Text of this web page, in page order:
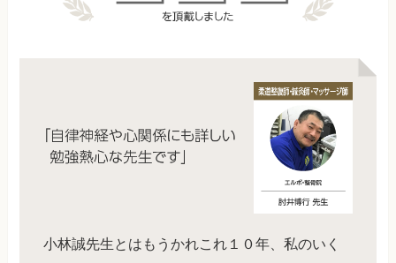
小林誠先生とはもうかれこれ１０年、私のいく